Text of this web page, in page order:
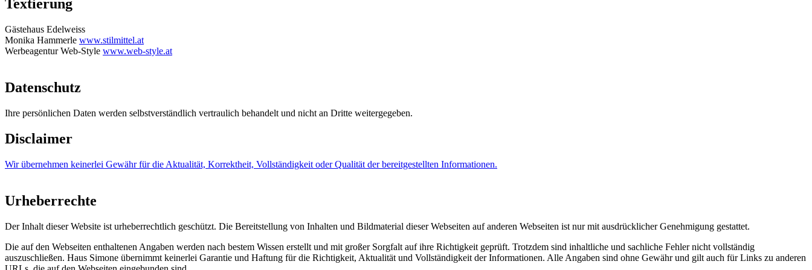
Textierung
Gästehaus Edelweiss
Monika Hammerle www.stilmittel.at
Werbeagentur Web-Style www.web-style.at
Datenschutz
Ihre persönlichen Daten werden selbstverständlich vertraulich behandelt und nicht an Dritte weitergegeben.
Disclaimer
Wir übernehmen keinerlei Gewähr für die Aktualität, Korrektheit, Vollständigkeit oder Qualität der bereitgestellten Informationen.
Urheberrechte
Der Inhalt dieser Website ist urheberrechtlich geschützt. Die Bereitstellung von Inhalten und Bildmaterial dieser Webseiten auf anderen Webseiten ist nur mit ausdrücklicher Genehmigung gestattet.
Die auf den Webseiten enthaltenen Angaben werden nach bestem Wissen erstellt und mit großer Sorgfalt auf ihre Richtigkeit geprüft. Trotzdem sind inhaltliche und sachliche Fehler nicht vollständig
auszuschließen. Haus Simone übernimmt keinerlei Garantie und Haftung für die Richtigkeit, Aktualität und Vollständigkeit der Informationen. Alle Angaben sind ohne Gewähr und gilt auch für Links zu anderen